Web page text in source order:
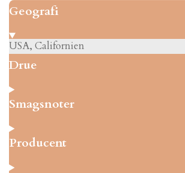
Geografi
USA, Californien
Drue
Smagsnoter
Producent